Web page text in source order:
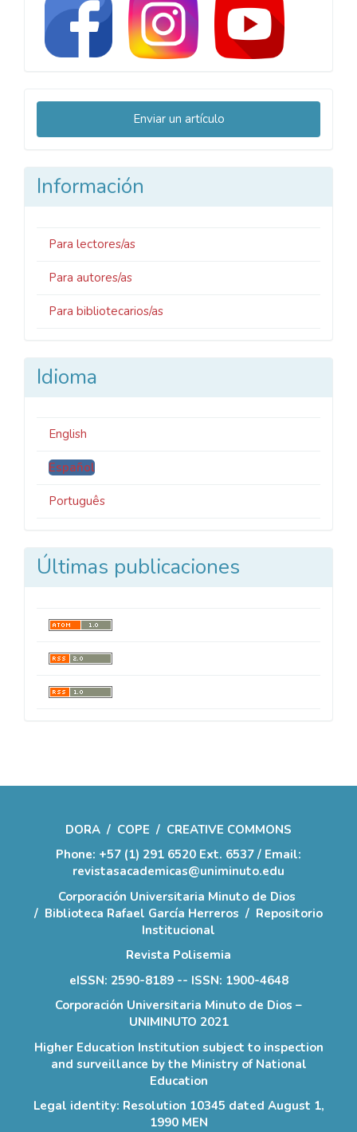
Enviar
un
artículo
Enviar un artículo
Información
Para lectores/as
Para autores/as
Para bibliotecarios/as
Idioma
English
Español
Português
Últimas publicaciones
DORA / COPE / CREATIVE COMMONS
Phone: +57 (1) 291 6520 Ext. 6537 / Email:
revistasacademicas@uniminuto.edu
Corporación Universitaria Minuto de Dios
/ Biblioteca Rafael García Herreros / Repositorio
Institucional
Revista Polisemia
eISSN: 2590-8189 -- ISSN: 1900-4648
Corporación Universitaria Minuto de Dios –
UNIMINUTO 2021
Higher Education Institution subject to inspection
and surveillance by the Ministry of National
Education
Legal identity: Resolution 10345 dated August 1,
1990 MEN